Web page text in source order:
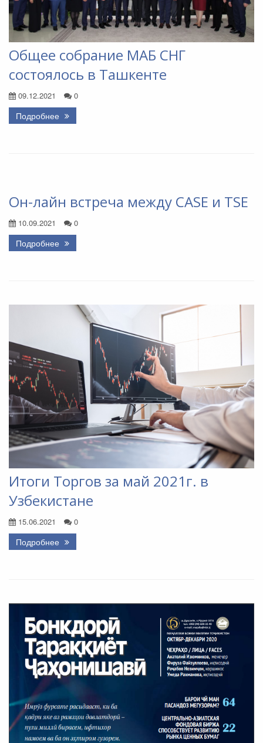
Общее собрание МАБ СНГ
состоялось в Ташкенте
09.12.2021 0
Подробнее
Он-лайн встреча между CASE и TSE
10.09.2021 0
Подробнее
Итоги Торгов за май 2021г. в
Узбекистане
15.06.2021 0
Подробнее